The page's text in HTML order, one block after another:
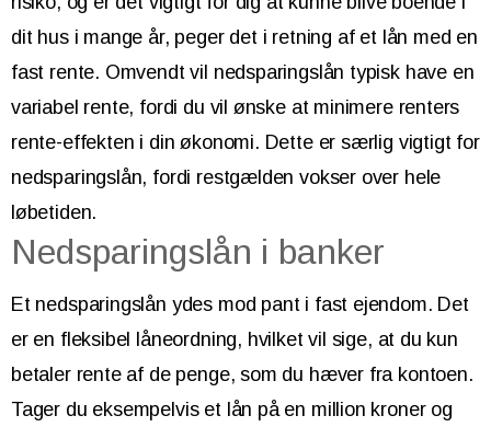
dit hus i mange år, peger det i retning af et lån med en
fast rente. Omvendt vil nedsparingslån typisk have en
variabel rente, fordi du vil ønske at minimere renters
rente-effekten i din økonomi. Dette er særlig vigtigt for
nedsparingslån, fordi restgælden vokser over hele
løbetiden.
Nedsparingslån i banker
Et nedsparingslån ydes mod pant i fast ejendom. Det
er en fleksibel låneordning, hvilket vil sige, at du kun
betaler rente af de penge, som du hæver fra kontoen.
Tager du eksempelvis et lån på en million kroner og